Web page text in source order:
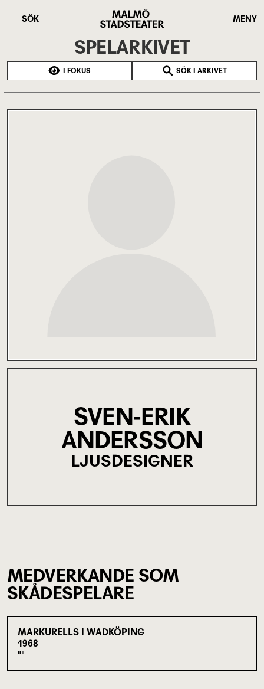
SÖK
Stadsteater
MENY
SPELARKIVET
I FOKUS SÖK I ARKIVET
SVEN-ERIK
ANDERSSON
LJUSDESIGNER
MEDVERKANDE SOM
SKÅDESPELARE
MARKURELLS I WADKÖPING
1968